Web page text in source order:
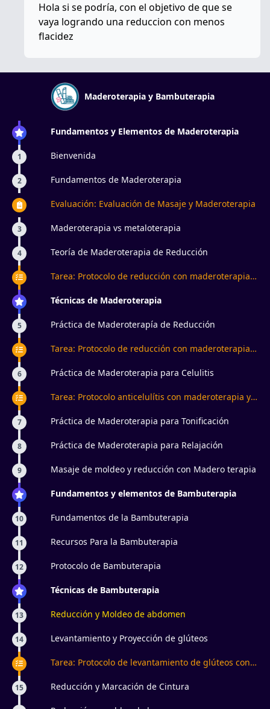
Hola si se podría, con el objetivo de que se
vaya logrando una reduccion con menos
flacidez
Maderoterapia y Bambuterapia
Fundamentos y Elementos de Maderoterapia
1 Bienvenida
2 Fundamentos de Maderoterapia
Evaluación: Evaluación de Masaje y Maderoterapia
3 Maderoterapia vs metaloterapia
4 Teoría de Maderoterapia de Reducción
Tarea: Protocolo de reducción con maderoterapia y
Técnicas de Maderoterapia
5 Práctica de Maderoterapía de Reducción
Tarea: Protocolo de reducción con maderoterapia y
6 Práctica de Maderoterapia para Celulitis
Tarea: Protocolo anticelulítis con maderoterapia y
7 Práctica de Maderoterapia para Tonificación
8 Práctica de Maderoterapia para Relajación
9 Masaje de moldeo y reducción con Madero terapia
Fundamentos y elementos de Bambuterapia
10 Fundamentos de la Bambuterapia
11 Recursos Para la Bambuterapia
12 Protocolo de Bambuterapia
Técnicas de Bambuterapia
13 Reducción y Moldeo de abdomen
14 Levantamiento y Proyección de glúteos
Tarea: Protocolo de levantamiento de glúteos con
15 Reducción y Marcación de Cintura